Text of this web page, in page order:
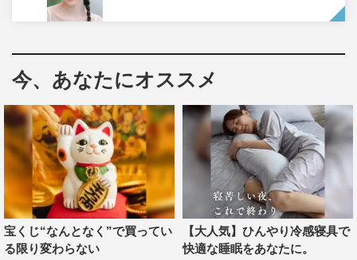
中にはこれが初公開となる衣装も含まれており、タイ・プ
インナップとなっている。
このたび、4種のカバー裏表紙が解禁され、秋元康からの
帯コメントも公開された。また、全国6か所の書店でパネ
ル展が開催されることも決定した。
秋元康の帯コメント
「写真集をめくって欲しい。このタイトルに共感するか、
『そんなことはわかっているだろう？』と呆れられるか、
どちらかである」
今、あなたにオススメ
宝くじ“なんとなく”で買ってい
る限り変わらない
【大人気】ひんやり冷感寝具で
快適な睡眠をあなたに。